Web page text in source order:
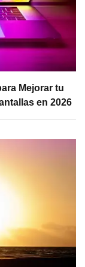
Mejorar tu
en 2026